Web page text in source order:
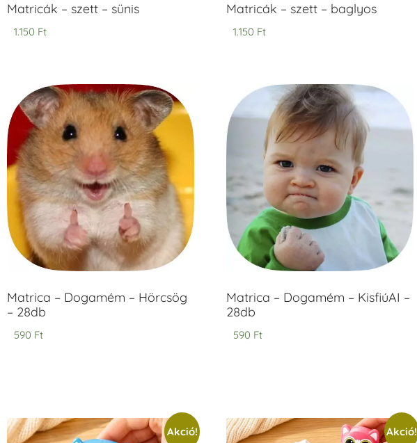
Matricák – szett – sünis
1.150 Ft
Matricák – szett – baglyos
1.150 Ft
Matrica – Dogamém – Hörcsög
– 28db
590 Ft
Matrica – Dogamém – KisfiúAI –
28db
590 Ft
Akció! Akció!